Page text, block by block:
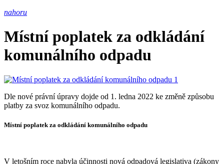
nahoru
Místní poplatek za odkládání
komunálního odpadu
Dle nové právní úpravy dojde od 1. ledna 2022 ke změně způsobu
platby za svoz komunálního odpadu.
Místní poplatek za odkládání komunálního odpadu
V letošním roce nabyla účinnosti nová odpadová legislativa (zákony